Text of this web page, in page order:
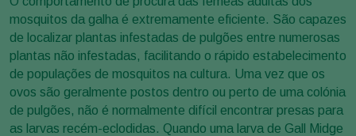
mosquitos da galha é extremamente eficiente. São capazes
de localizar plantas infestadas de pulgões entre numerosas
plantas não infestadas, facilitando o rápido estabelecimento
de populações de mosquitos na cultura. Uma vez que os
ovos são geralmente postos dentro ou perto de uma colónia
de pulgões, não é normalmente difícil encontrar presas para
as larvas recém-eclodidas. Quando uma larva de Gall Midge